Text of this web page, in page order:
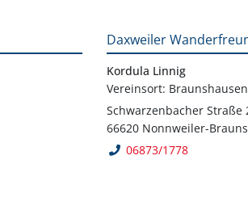
Daxweiler
Kordula Linnig
Vereinsort: Braunshausen
Schwarzenbacher Straße
66620 Nonnweiler-
06873/1778